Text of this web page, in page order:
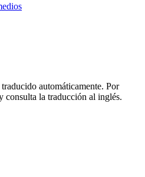
automáticamente. Por
consulta la traducción al inglés.